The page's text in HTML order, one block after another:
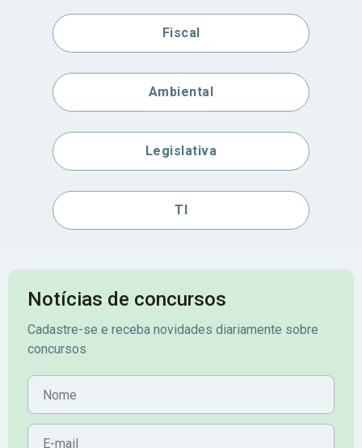
Fiscal
Ambiental
Legislativa
TI
Notícias de concursos
Cadastre-se e receba novidades diariamente sobre
concursos
Nome
E-mail